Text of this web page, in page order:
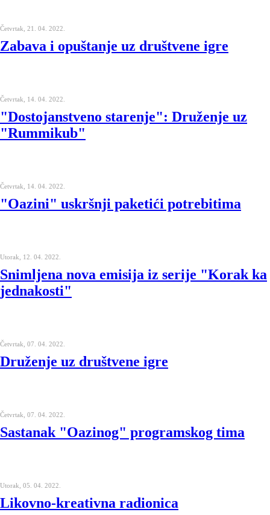
Četvrtak, 21. 04. 2022.
Zabava i opuštanje uz društvene igre
Četvrtak, 14. 04. 2022.
"Dostojanstveno starenje": Druženje uz
"Rummikub"
Četvrtak, 14. 04. 2022.
"Oazini" uskršnji paketići potrebitima
Utorak, 12. 04. 2022.
Snimljena nova emisija iz serije "Korak ka
jednakosti"
Četvrtak, 07. 04. 2022.
Druženje uz društvene igre
Četvrtak, 07. 04. 2022.
Sastanak "Oazinog" programskog tima
Utorak, 05. 04. 2022.
Likovno-kreativna radionica